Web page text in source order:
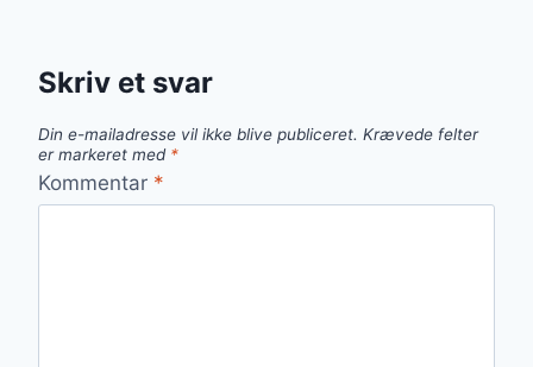
Skriv et svar
Din e-mailadresse vil ikke blive publiceret. Krævede felter
er markeret med *
Kommentar *